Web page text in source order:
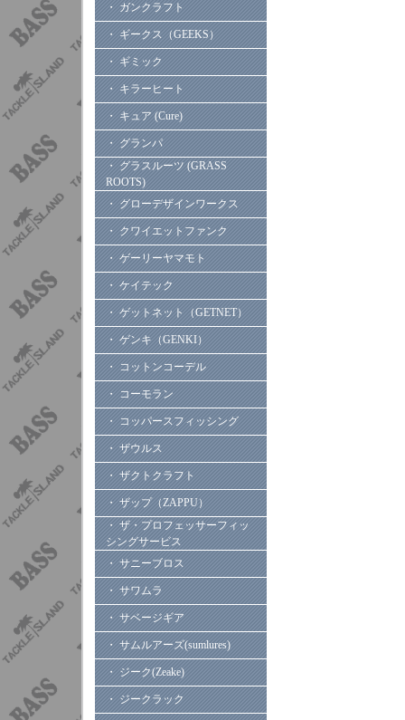
・ ガンクラフト
・ ギークス（GEEKS）
・ ギミック
・ キラーヒート
・ キュア (Cure)
・ グランパ
・ グラスルーツ (GRASS
ROOTS)
・ グローデザインワークス
・ クワイエットファンク
・ ゲーリーヤマモト
・ ケイテック
・ ゲットネット（GETNET）
・ ゲンキ（GENKI）
・ コットンコーデル
・ コーモラン
・ コッパースフィッシング
・ ザウルス
・ ザクトクラフト
・ ザップ（ZAPPU）
・ ザ・プロフェッサーフィッ
シングサービス
・ サニーブロス
・ サワムラ
・ サベージギア
・ サムルアーズ(sumlures)
・ ジーク(Zeake)
・ ジークラック